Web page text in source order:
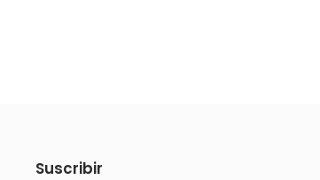
Suscribir